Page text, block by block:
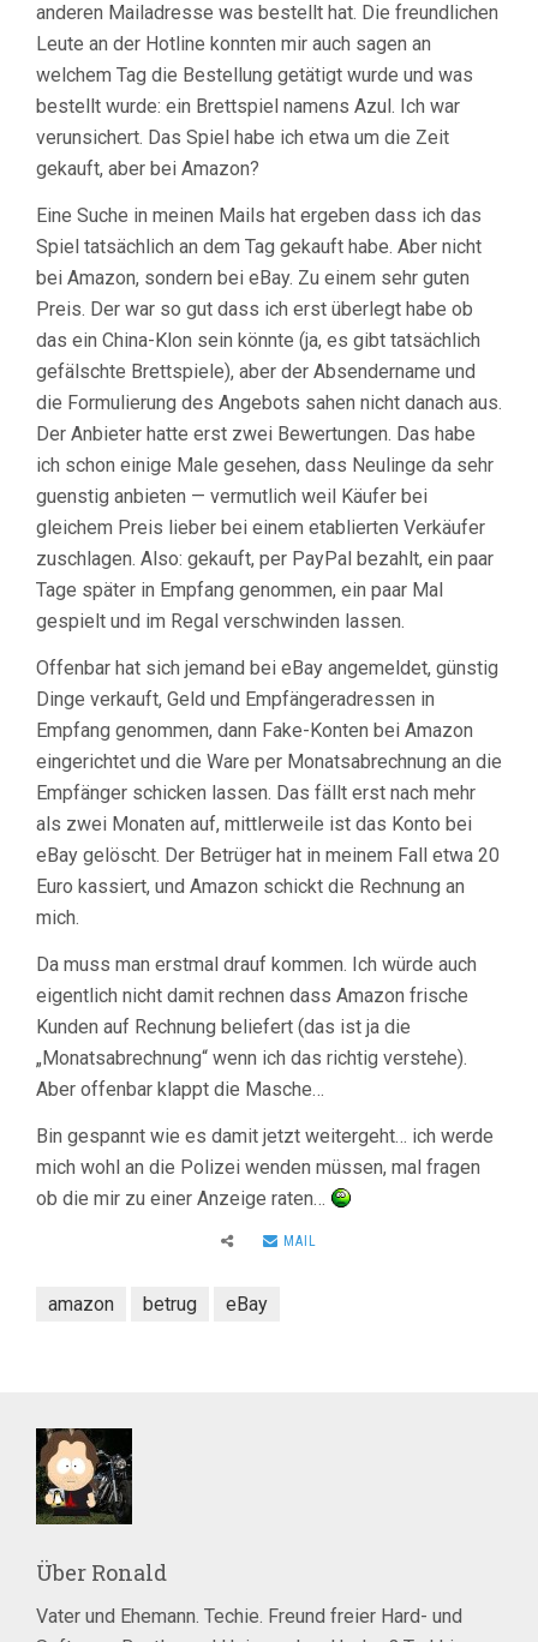
anderen Mailadresse was bestellt hat. Die freundlichen
Leute an der Hotline konnten mir auch sagen an
welchem Tag die Bestellung getätigt wurde und was
bestellt wurde: ein Brettspiel namens Azul. Ich war
verunsichert. Das Spiel habe ich etwa um die Zeit
gekauft, aber bei Amazon?
Eine Suche in meinen Mails hat ergeben dass ich das
Spiel tatsächlich an dem Tag gekauft habe. Aber nicht
bei Amazon, sondern bei eBay. Zu einem sehr guten
Preis. Der war so gut dass ich erst überlegt habe ob
das ein China-Klon sein könnte (ja, es gibt tatsächlich
gefälschte Brettspiele), aber der Absendername und
die Formulierung des Angebots sahen nicht danach aus.
Der Anbieter hatte erst zwei Bewertungen. Das habe
ich schon einige Male gesehen, dass Neulinge da sehr
guenstig anbieten — vermutlich weil Käufer bei
gleichem Preis lieber bei einem etablierten Verkäufer
zuschlagen. Also: gekauft, per PayPal bezahlt, ein paar
Tage später in Empfang genommen, ein paar Mal
gespielt und im Regal verschwinden lassen.
Offenbar hat sich jemand bei eBay angemeldet, günstig
Dinge verkauft, Geld und Empfängeradressen in
Empfang genommen, dann Fake-Konten bei Amazon
eingerichtet und die Ware per Monatsabrechnung an die
Empfänger schicken lassen. Das fällt erst nach mehr
als zwei Monaten auf, mittlerweile ist das Konto bei
eBay gelöscht. Der Betrüger hat in meinem Fall etwa 20
Euro kassiert, und Amazon schickt die Rechnung an
mich.
Da muss man erstmal drauf kommen. Ich würde auch
eigentlich nicht damit rechnen dass Amazon frische
Kunden auf Rechnung beliefert (das ist ja die
„Monatsabrechnung“ wenn ich das richtig verstehe).
Aber offenbar klappt die Masche…
Bin gespannt wie es damit jetzt weitergeht… ich werde
mich wohl an die Polizei wenden müssen, mal fragen
ob die mir zu einer Anzeige raten…
MAIL
amazon betrug eBay
Über Ronald
Vater und Ehemann. Techie. Freund freier Hard- und